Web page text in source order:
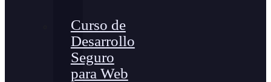
Curso de
Desarrollo
Seguro
para Web